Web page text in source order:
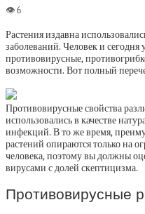
Растения издавна
заболеваний. Человек и
противовирусные,
возможности. Вот полный
Противовирусные свойства
использовались в качестве
инфекций. В то же время,
растений опираются только на
человека, поэтому вы должны
вирусами с долей скептицизма.
Противовирусные